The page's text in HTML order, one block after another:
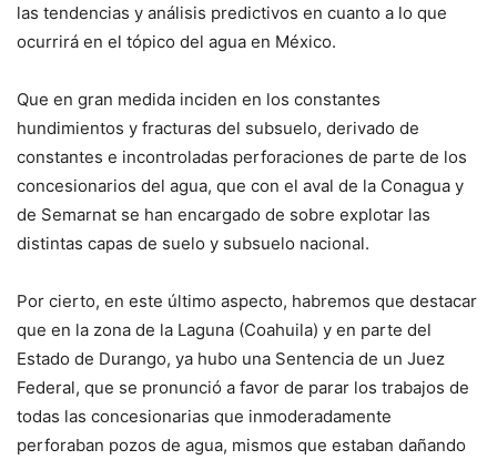
las tendencias y análisis predictivos en cuanto a lo que
ocurrirá en el tópico del agua en México.
Que en gran medida inciden en los constantes
hundimientos y fracturas del subsuelo, derivado de
constantes e incontroladas perforaciones de parte de los
concesionarios del agua, que con el aval de la Conagua y
de Semarnat se han encargado de sobre explotar las
distintas capas de suelo y subsuelo nacional.
Por cierto, en este último aspecto, habremos que destacar
que en la zona de la Laguna (Coahuila) y en parte del
Estado de Durango, ya hubo una Sentencia de un Juez
Federal, que se pronunció a favor de parar los trabajos de
todas las concesionarias que inmoderadamente
perforaban pozos de agua, mismos que estaban dañando